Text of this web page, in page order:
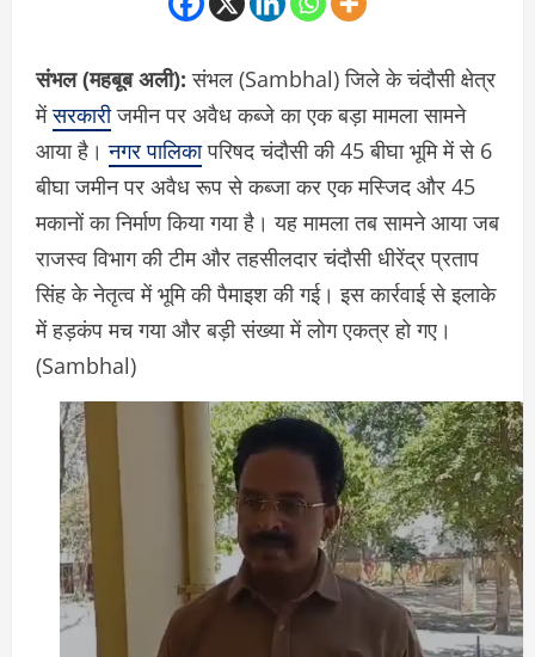
संभल (महबूब अली):संभल (Sambhal) जिले के चंदौसी क्षेत्र
मेंसरकारीजमीन पर अवैध कब्जे का एक बड़ा मामला सामने
आया है।नगर पालिकापरिषद चंदौसी की 45 बीघा भूमि में से 6
बीघा जमीन पर अवैध रूप से कब्जा कर एक मस्जिद और 45
मकानों का निर्माण किया गया है। यह मामला तब सामने आया जब
राजस्व विभाग की टीम और तहसीलदार चंदौसी धीरेंद्र प्रताप
सिंह के नेतृत्व में भूमि की पैमाइश की गई। इस कार्रवाई से इलाके
में हड़कंप मच गया और बड़ी संख्या में लोग एकत्र हो गए।
(Sambhal)